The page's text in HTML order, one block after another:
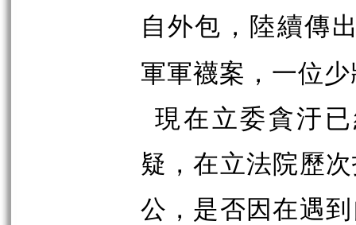
自外包，陸續傳
軍軍襪案，一位
現在立委貪汙
疑，在立法院歷
公，是否因在遇